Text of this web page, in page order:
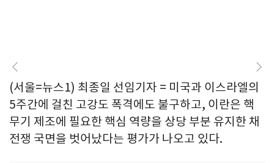
(서울=뉴스1) 최종일 선임기자 = 미국과 이스라엘의
5주간에 걸친 고강도 폭격에도 불구하고, 이란은 핵
무기 제조에 필요한 핵심 역량을 상당 부분 유지한 채
전쟁 국면을 벗어났다는 평가가 나오고 있다.